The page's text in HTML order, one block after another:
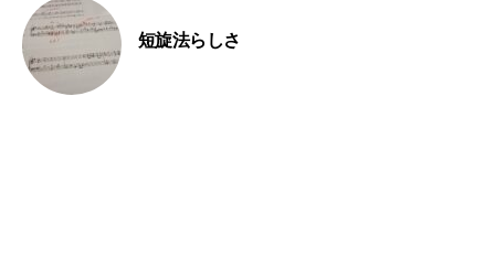
短旋法らしさ